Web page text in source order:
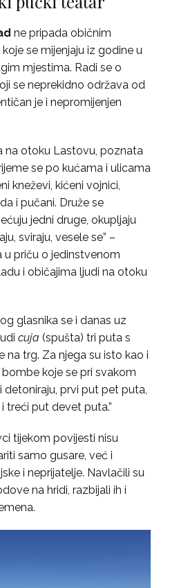
ne pripada običnim
se mijenjaju iz godine u
mjestima. Radi se o
se neprekidno održava od
je i nepromijenjen
na otoku Lastovu, poznata
se po kućama i ulicama
kneževi, kićeni vojnici,
i pučani. Druže se
jedni druge, okupljaju
sviraju, vesele se” –
u priču o jedinstvenom
i običajima ljudi na otoku
glasnika se i danas uz
cuja (spušta) tri puta s
na trg. Za njega su isto kao i
koje se pri svakom
detoniraju, prvi put pet puta,
treći put devet puta.”
tijekom povijesti nisu
samo gusare, već i
i neprijatelje. Navlačili su
na hridi, razbijali ih i